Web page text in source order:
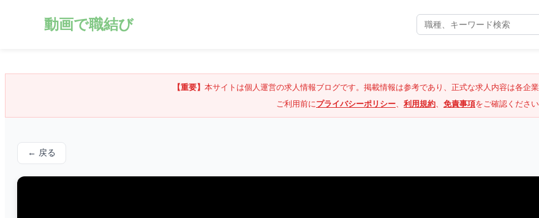
動画で職結び
【重要】 本サイトは個人運営の求人情報ブログです。掲載情報は参考であり、正式な求人内容は各企
ご利用前にプライバシーポリシー、 利用規約、 免責事項をご確認ください
← 戻る